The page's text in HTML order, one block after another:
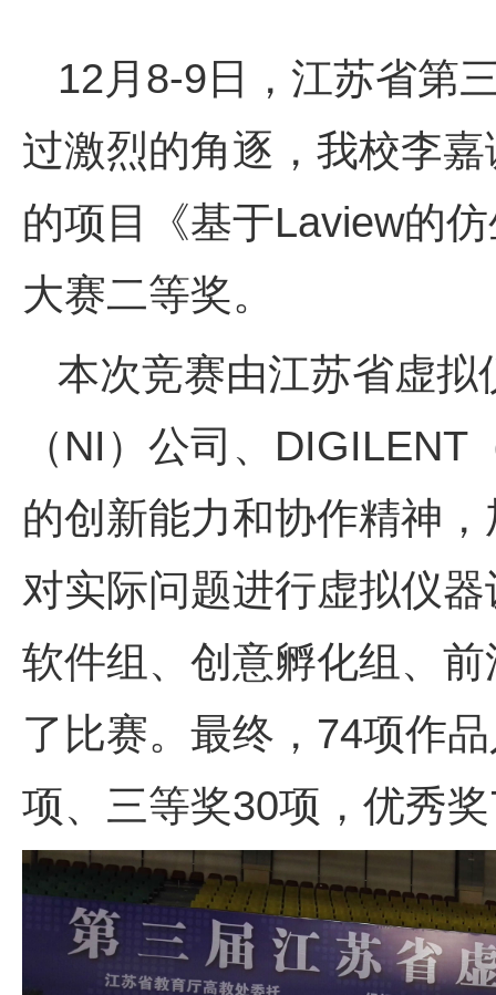
12月8-9日，江苏省第
过激烈的角逐，我校李
的项目《基于Laview的
大赛二等奖。
本次竞赛由江苏省虚
（NI）公司、
的创新能力和协作精神
对实际问题进行虚拟仪
软件组、创意孵化组、
了比赛。最终，74项作
项、三等奖30项，优秀